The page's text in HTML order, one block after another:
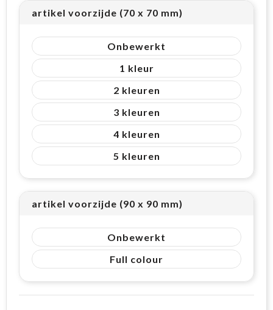
artikel voorzijde (70 x 70 mm)
Onbewerkt
1
2
3
4
5
artikel voorzijde (90 x 90 mm)
Onbewerkt
Full colour